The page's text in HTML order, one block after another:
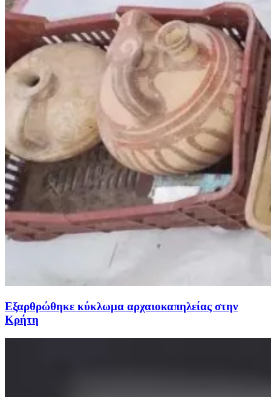
Εξαρθρώθηκε κύκλωμα αρχαιοκαπηλείας στην
Κρήτη